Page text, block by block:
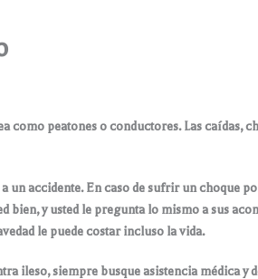
como peatones o conductores. Las caídas,
un accidente. En caso de sufrir un choque
y usted le pregunta lo mismo a sus
le puede costar incluso la vida.
ileso, siempre busque asistencia médica y